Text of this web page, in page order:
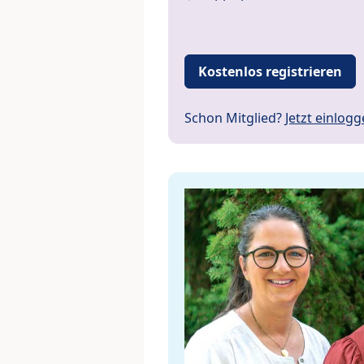
Kostenlos registrieren
Schon Mitglied? Jetzt